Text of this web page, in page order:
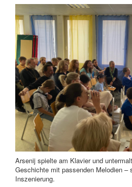
Arsenij spielte am Klavier und
Geschichte mit passenden Melodien –
Inszenierung.